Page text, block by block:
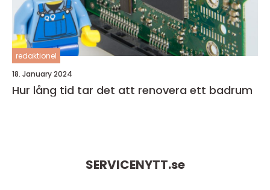
redaktionel
18. January 2024
Hur lång tid tar det att renovera ett badrum
SERVICENYTT.se